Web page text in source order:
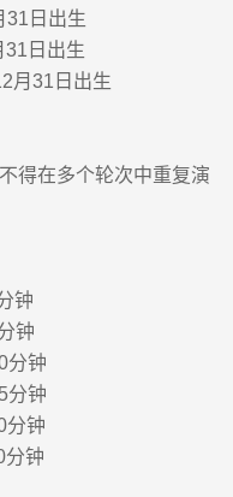
31 日出生
31 日出生
月31 日出生
得在多个轮次中重复演
钟
钟
分钟
分钟
分钟
分钟